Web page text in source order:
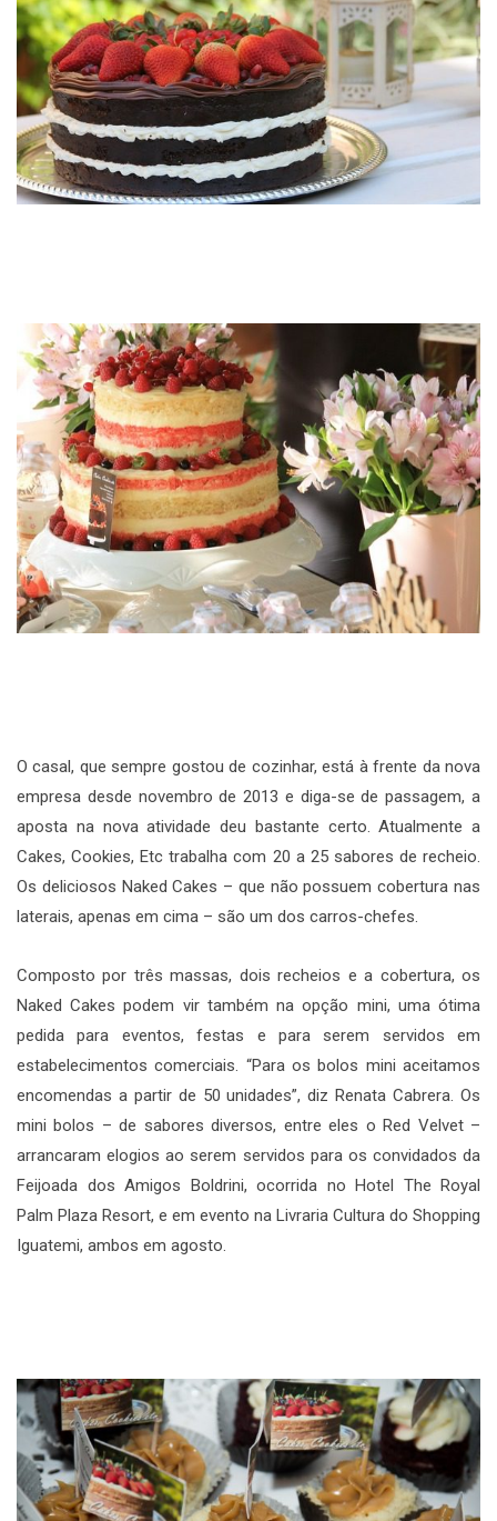
O casal, que sempre gostou de cozinhar, está à frente da nova
empresa desde novembro de 2013 e diga-se de passagem, a
aposta na nova atividade deu bastante certo. Atualmente a
Cakes, Cookies, Etc trabalha com 20 a 25 sabores de recheio.
Os deliciosos Naked Cakes – que não possuem cobertura nas
laterais, apenas em cima – são um dos carros-chefes.
Composto por três massas, dois recheios e a cobertura, os
Naked Cakes podem vir também na opção mini, uma ótima
pedida para eventos, festas e para serem servidos em
estabelecimentos comerciais. “Para os bolos mini aceitamos
encomendas a partir de 50 unidades”, diz Renata Cabrera. Os
mini bolos – de sabores diversos, entre eles o Red Velvet –
arrancaram elogios ao serem servidos para os convidados da
Feijoada dos Amigos Boldrini, ocorrida no Hotel The Royal
Palm Plaza Resort, e em evento na Livraria Cultura do Shopping
Iguatemi, ambos em agosto.